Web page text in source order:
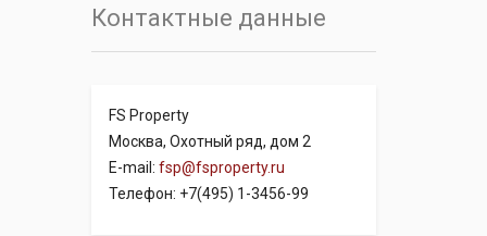
Контактные данные
FS Property
Москва, Охотный ряд, дом 2
E-mail: fsp@fsproperty.ru
Телефон: +7(495) 1-3456-99